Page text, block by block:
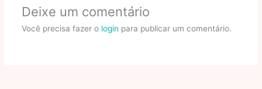
Deixe um comentário
Você precisa fazer o login para publicar um comentário.